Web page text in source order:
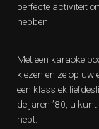
perfecte activiteit
hebben.
Met een karaoke
kiezen en ze op
een klassiek
de jaren ’80, u
hebt.